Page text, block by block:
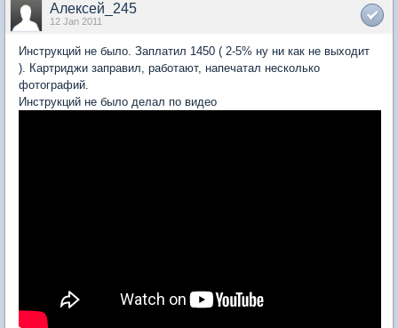
Алексей_245
12 Jan 2011
Инструкций не было. Заплатил 1450 ( 2-5% ну ни как не выходит
). Картриджи заправил, работают, напечатал несколько
фотографий.
Инструкций не было делал по видео